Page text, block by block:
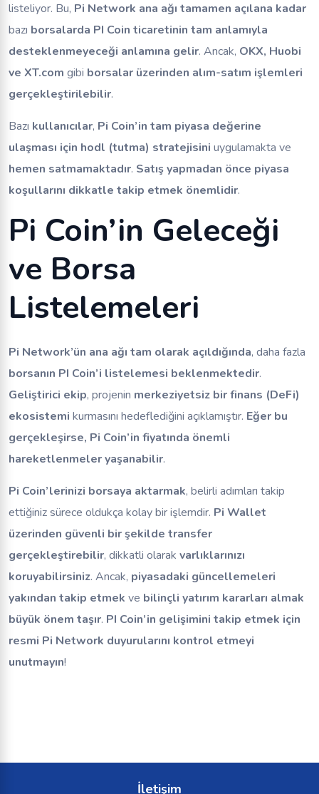
listeliyor. Bu, Pi Network ana ağı tamamen açılana kadar
bazı borsalarda PI Coin ticaretinin tam anlamıyla
desteklenmeyeceği anlamına gelir. Ancak, OKX, Huobi
ve XT.com gibi borsalar üzerinden alım-satım işlemleri
gerçekleştirilebilir.
Bazı kullanıcılar, Pi Coin’in tam piyasa değerine
ulaşması için hodl (tutma) stratejisini uygulamakta ve
hemen satmamaktadır. Satış yapmadan önce piyasa
koşullarını dikkatle takip etmek önemlidir.
Pi Coin’in Geleceği
ve Borsa
Listelemeleri
Pi Network’ün ana ağı tam olarak açıldığında, daha fazla
borsanın PI Coin’i listelemesi beklenmektedir.
Geliştirici ekip, projenin merkeziyetsiz bir finans (DeFi)
ekosistemi kurmasını hedeflediğini açıklamıştır. Eğer bu
gerçekleşirse, Pi Coin’in fiyatında önemli
hareketlenmeler yaşanabilir.
Pi Coin’lerinizi borsaya aktarmak, belirli adımları takip
ettiğiniz sürece oldukça kolay bir işlemdir. Pi Wallet
üzerinden güvenli bir şekilde transfer
gerçekleştirebilir, dikkatli olarak varlıklarınızı
koruyabilirsiniz. Ancak, piyasadaki güncellemeleri
yakından takip etmek ve bilinçli yatırım kararları almak
büyük önem taşır. PI Coin’in gelişimini takip etmek için
resmi Pi Network duyurularını kontrol etmeyi
unutmayın!
İletişim